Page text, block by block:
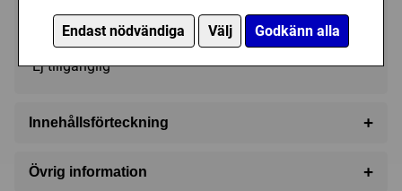
Endast nödvändiga Välj Godkänn alla
99 kr Utgått
Ej tillgänglig
Innehållsförteckning +
1 specialtärning
Övrig information +